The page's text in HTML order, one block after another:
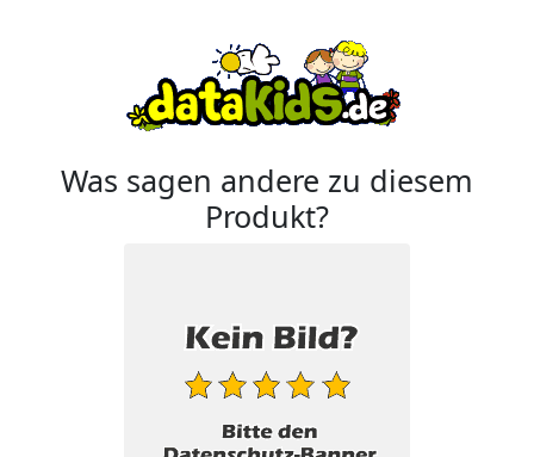
Was sagen andere zu diesem
Produkt?